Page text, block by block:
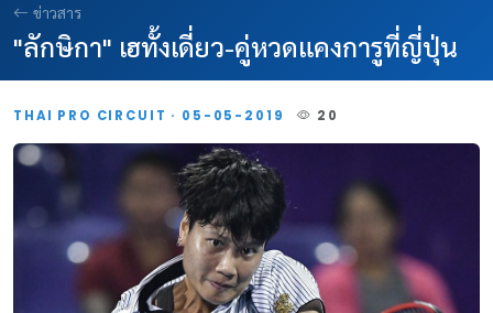
ข่าวสาร
"ลักษิกา" เฮทั้งเดี่ยว-คู่หวดแคงการูที่ญี่ปุ่น
THAI PRO CIRCUIT · 05-05-2019 20